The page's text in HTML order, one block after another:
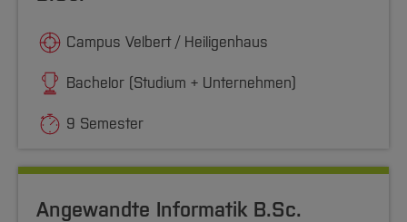
Campus Velbert / Heiligenhaus
Bachelor (Studium + Unternehmen)
9 Semester
Angewandte Informatik B.Sc.